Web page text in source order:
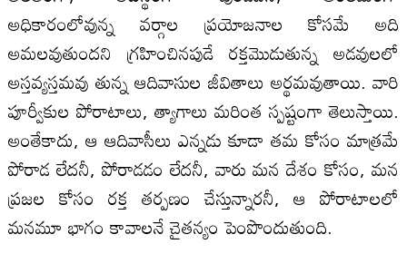
అధికారంలోవున్న వర్గాల ప్రయోజనాల కోసమే అది
అమలవుతుందని గ్రహించినపుడే రక్తమొడుతున్న అడవులలో
అస్తవ్యస్తమవు తున్న ఆదివాసుల జీవితాలు అర్థమవుతాయి. వారి
పూర్వీకుల పోరాటాలు, త్యాగాలు మరింత స్పష్టంగా తెలుస్తాయి.
అంతేకాదు, ఆ ఆదివాసీలు ఎన్నడు కూడా తమ కోసం మాత్రమే
పోరాడ లేదనీ, పోరాడడం లేదనీ, వారు మన దేశం కోసం, మన
ప్రజల కోసం రక్త తర్పణం చేస్తున్నారనీ, ఆ పోరాటాలలో
మనమూ భాగం కావాలనే చైతన్యం పెంపొందుతుంది.